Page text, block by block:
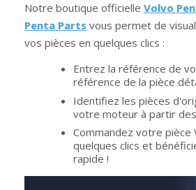
Notre boutique officielle Volvo
Penta Parts vous permet de
vos pièces en quelques clics :
Entrez la référence de
référence de la pièce
Identifiez les pièces
votre moteur à partir
Commandez votre pièce
quelques clics et
rapide !